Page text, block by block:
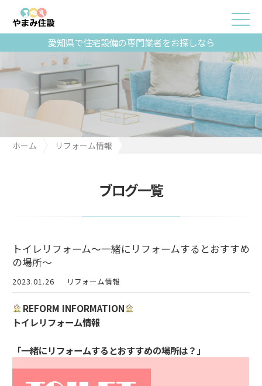
愛知県で住宅設備の専門業者をお探しなら
ホーム
リフォーム情報
ブログ一覧
トイレリフォーム～一緒にリフォームするとおすすめ
の場所～
2023.01.26 リフォーム情報
REFORM INFORMATION
トイレリフォーム情報
「一緒にリフォームするとおすすめの場所は？」